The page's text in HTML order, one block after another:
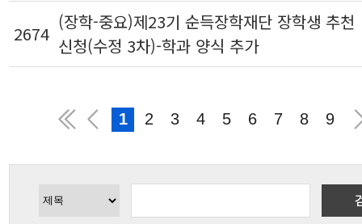
2674
(장학-중요)제23기 순득장학재단 장학생 추천
신청(수정 3차)-학과 양식 추가
1 2 3 4 5 6 7 8 9